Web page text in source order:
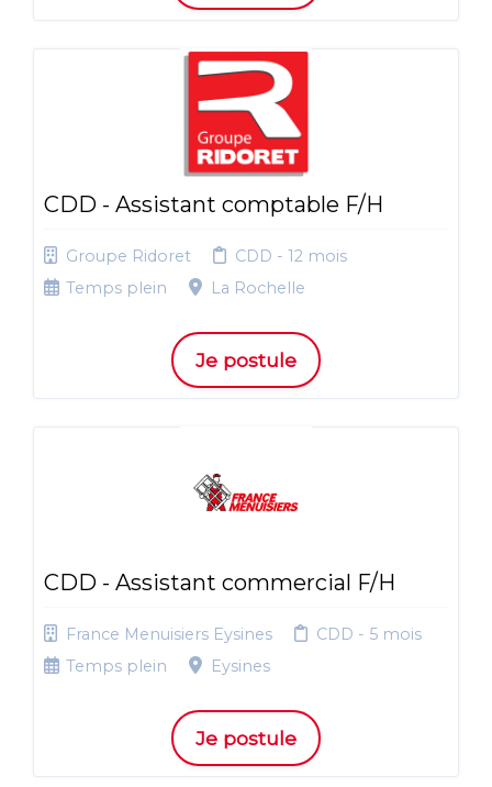
CDD - Assistant comptable F/H
Groupe Ridoret
CDD - 12 mois
Temps plein
La Rochelle
Je postule
CDD - Assistant commercial F/H
France Menuisiers Eysines
CDD - 5 mois
Temps plein
Eysines
Je postule